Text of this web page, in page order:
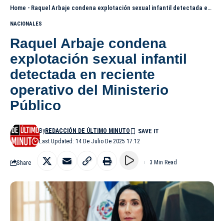
Home - Raquel Arbaje condena explotación sexual infantil detectada en reciente operativo del Ministerio Público
NACIONALES
Raquel Arbaje condena
explotación sexual infantil
detectada en reciente
operativo del Ministerio
Público
Last Updated: 14 De Julio De 2025 17:12
ByREDACCIÓN DE ÚLTIMO MINUTO
Share 3 Min Read